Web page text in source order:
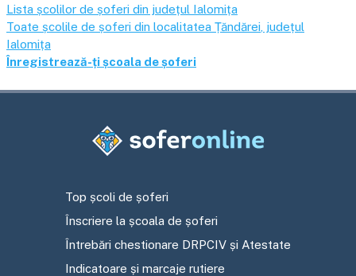
Lista școlilor de șoferi din județul Ialomița
Toate școlile de șoferi din localitatea Țăndărei , județul
Ialomița
Înregistrează-ți școala de șoferi
Top școli de șoferi
Înscriere la școala de șoferi
Întrebări chestionare DRPCIV și Atestate
Indicatoare și marcaje rutiere